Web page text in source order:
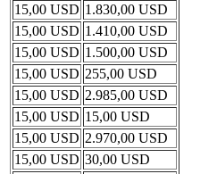
15,00 USD 1.830,00 USD
15,00 USD 1.410,00 USD
15,00 USD 1.500,00 USD
15,00 USD 255,00 USD
15,00 USD 2.985,00 USD
15,00 USD 15,00 USD
15,00 USD 2.970,00 USD
15,00 USD 30,00 USD